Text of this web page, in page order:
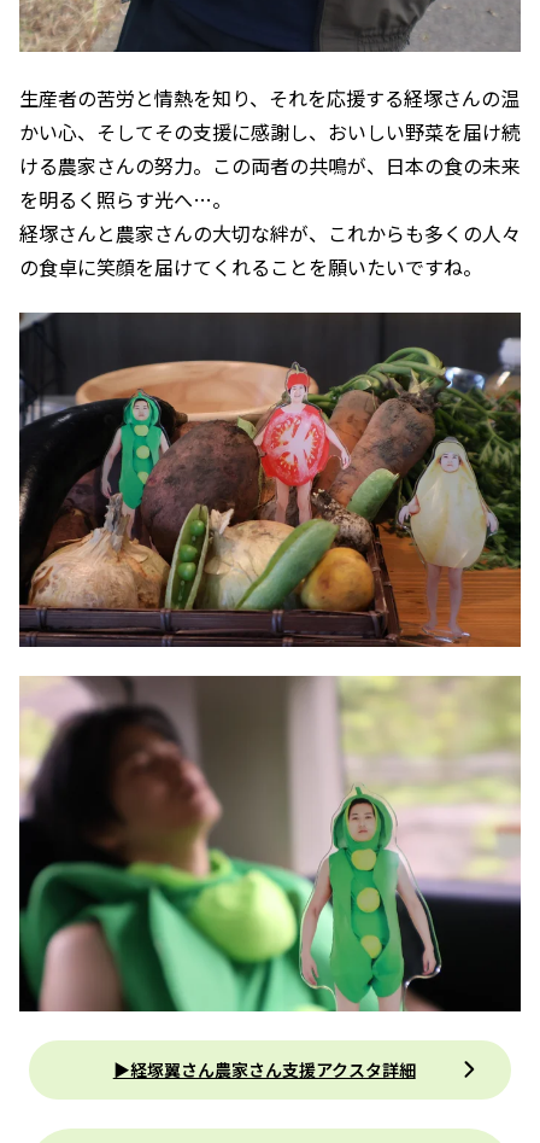
生産者の苦労と情熱を知り、それを応援する経塚さんの温
かい心、そしてその支援に感謝し、おいしい野菜を届け続
ける農家さんの努力。この両者の共鳴が、日本の食の未来
を明るく照らす光へ…。
経塚さんと農家さんの大切な絆が、これからも多くの人々
の食卓に笑顔を届けてくれることを願いたいですね。
▶経塚翼さん農家さん支援アクスタ詳細